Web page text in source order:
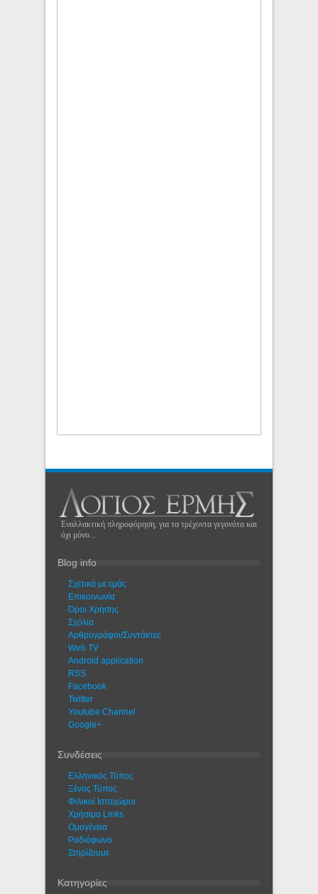
Εναλλακτική πληροφόρηση, για τα τρέχοντα γεγονότα και
όχι μόνο...
Blog info
Σχετικά με εμάς
Eπικοινωνία
Όροι Χρήσης
Σχόλια
Αρθρογράφοι/Συντάκτες
Web TV
Android application
RSS
Facebook
Twitter
Youtube Channel
Google+
Συνδέσεις
Ελληνικός Τύπος
Ξένος Τύπος
Φιλικοί Ιστοχώροι
Χρήσιμα Links
Ομογένεια
Ραδιόφωνο
Στηρίζουμε
Κατηγορίες